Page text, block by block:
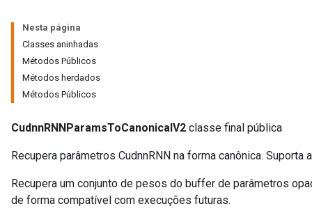
Nesta página
Classes aninhadas
Métodos Públicos
Métodos herdados
Métodos Públicos
CudnnRNNParamsToCanonicalV2 classe final pública
Recupera parâmetros CudnnRNN na forma canônica. Suporta
Recupera um conjunto de pesos do buffer de parâmetros
de forma compatível com execuções futuras.